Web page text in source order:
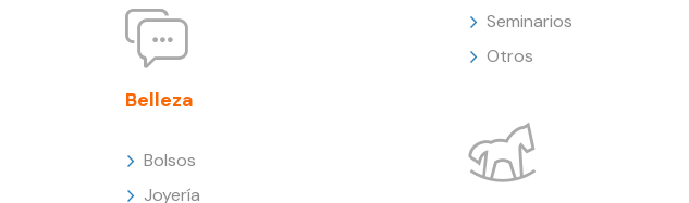
Belleza
Bolsos
Joyería
Seminarios
Otros